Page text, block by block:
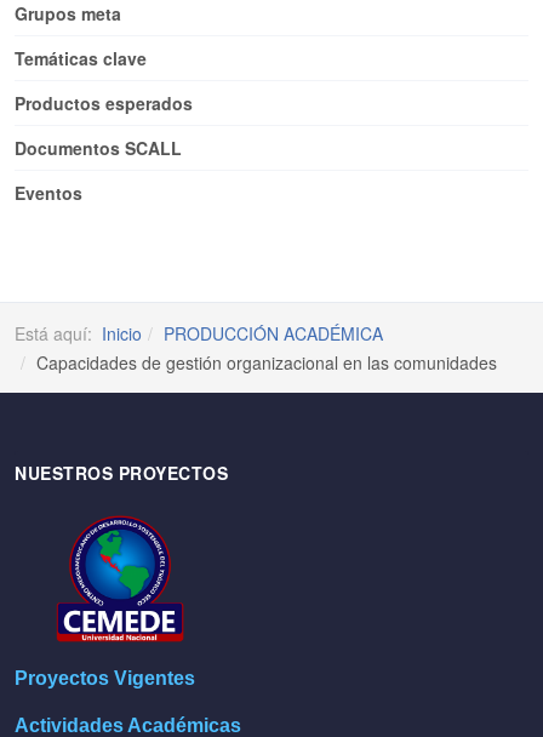
Grupos meta
Temáticas clave
Productos esperados
Documentos SCALL
Eventos
Está aquí: Inicio
PRODUCCIÓN ACADÉMICA
Capacidades de gestión organizacional en las comunidades
NUESTROS PROYECTOS
Proyectos Vigentes
Actividades Académicas